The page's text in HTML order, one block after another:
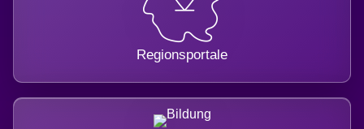
Regionsportale